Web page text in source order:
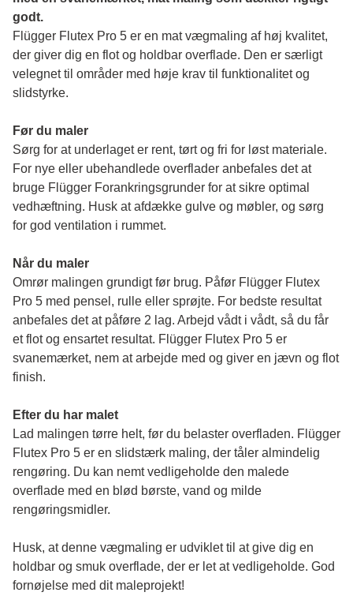
godt.
Flügger Flutex Pro 5 er en mat vægmaling af høj kvalitet,
der giver dig en flot og holdbar overflade. Den er særligt
velegnet til områder med høje krav til funktionalitet og
slidstyrke.
Før du maler
Sørg for at underlaget er rent, tørt og fri for løst materiale.
For nye eller ubehandlede overflader anbefales det at
bruge Flügger Forankringsgrunder for at sikre optimal
vedhæftning. Husk at afdække gulve og møbler, og sørg
for god ventilation i rummet.
Når du maler
Omrør malingen grundigt før brug. Påfør Flügger Flutex
Pro 5 med pensel, rulle eller sprøjte. For bedste resultat
anbefales det at påføre 2 lag. Arbejd vådt i vådt, så du får
et flot og ensartet resultat. Flügger Flutex Pro 5 er
svanemærket, nem at arbejde med og giver en jævn og flot
finish.
Efter du har malet
Lad malingen tørre helt, før du belaster overfladen. Flügger
Flutex Pro 5 er en slidstærk maling, der tåler almindelig
rengøring. Du kan nemt vedligeholde den malede
overflade med en blød børste, vand og milde
rengøringsmidler.
Husk, at denne vægmaling er udviklet til at give dig en
holdbar og smuk overflade, der er let at vedligeholde. God
fornøjelse med dit maleprojekt!